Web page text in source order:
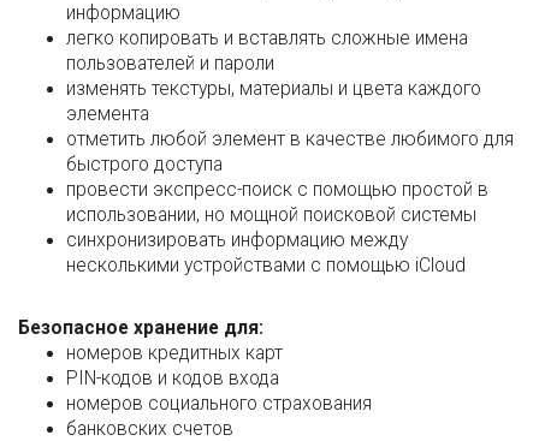
информацию
легко копировать и вставлять сложные имена
пользователей и пароли
изменять текстуры, материалы и цвета каждого
элемента
отметить любой элемент в качестве любимого для
быстрого доступа
провести экспресс-поиск с помощью простой в
использовании, но мощной поисковой системы
синхронизировать информацию между
несколькими устройствами с помощью iCloud
Безопасное хранение для:
номеров кредитных карт
PIN-кодов и кодов входа
номеров социального страхования
банковских счетов